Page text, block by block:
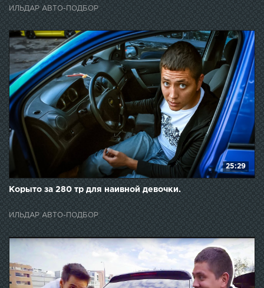
ИЛЬДАР АВТО-ПОДБОР
25:29
Корыто за 280 тр для наивной девочки.
ИЛЬДАР АВТО-ПОДБОР